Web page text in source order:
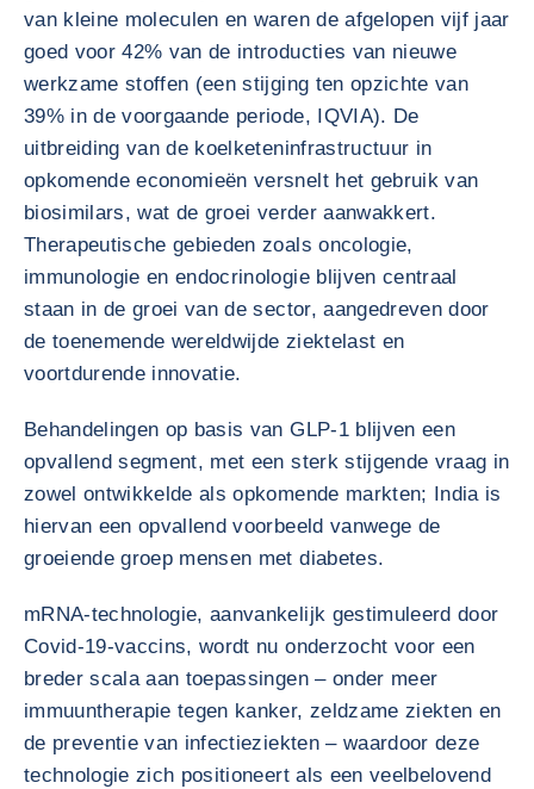
van kleine moleculen en waren de afgelopen vijf jaar
goed voor 42% van de introducties van nieuwe
werkzame stoffen (een stijging ten opzichte van
39% in de voorgaande periode, IQVIA). De
uitbreiding van de koelketeninfrastructuur in
opkomende economieën versnelt het gebruik van
biosimilars, wat de groei verder aanwakkert.
Therapeutische gebieden zoals oncologie,
immunologie en endocrinologie blijven centraal
staan in de groei van de sector, aangedreven door
de toenemende wereldwijde ziektelast en
voortdurende innovatie.
Behandelingen op basis van GLP-1 blijven een
opvallend segment, met een sterk stijgende vraag in
zowel ontwikkelde als opkomende markten; India is
hiervan een opvallend voorbeeld vanwege de
groeiende groep mensen met diabetes.
mRNA-technologie, aanvankelijk gestimuleerd door
Covid-19-vaccins, wordt nu onderzocht voor een
breder scala aan toepassingen – onder meer
immuuntherapie tegen kanker, zeldzame ziekten en
de preventie van infectieziekten – waardoor deze
technologie zich positioneert als een veelbelovend